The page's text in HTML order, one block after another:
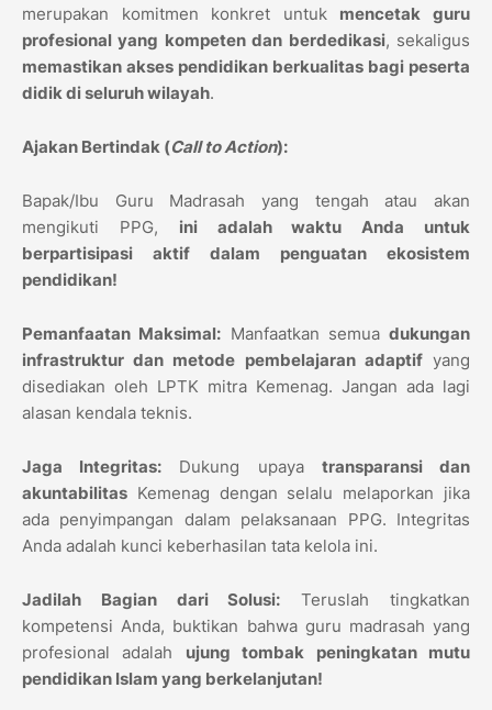
merupakan komitmen konkret untuk mencetak guru
profesional yang kompeten dan berdedikasi, sekaligus
memastikan akses pendidikan berkualitas bagi peserta
didik di seluruh wilayah.
Ajakan Bertindak (Call to Action):
Bapak/Ibu Guru Madrasah yang tengah atau akan
mengikuti PPG, ini adalah waktu Anda untuk
berpartisipasi aktif dalam penguatan ekosistem
pendidikan!
Pemanfaatan Maksimal: Manfaatkan semua dukungan
infrastruktur dan metode pembelajaran adaptifyang
disediakan oleh LPTK mitra Kemenag. Jangan ada lagi
alasan kendala teknis.
Jaga Integritas: Dukung upaya transparansi dan
akuntabilitas Kemenag dengan selalu melaporkan jika
ada penyimpangan dalam pelaksanaan PPG. Integritas
Anda adalah kunci keberhasilan tata kelola ini.
Jadilah Bagian dari Solusi: Teruslah tingkatkan
kompetensi Anda, buktikan bahwa guru madrasah yang
profesional adalah ujung tombak peningkatan mutu
pendidikan Islam yang berkelanjutan!